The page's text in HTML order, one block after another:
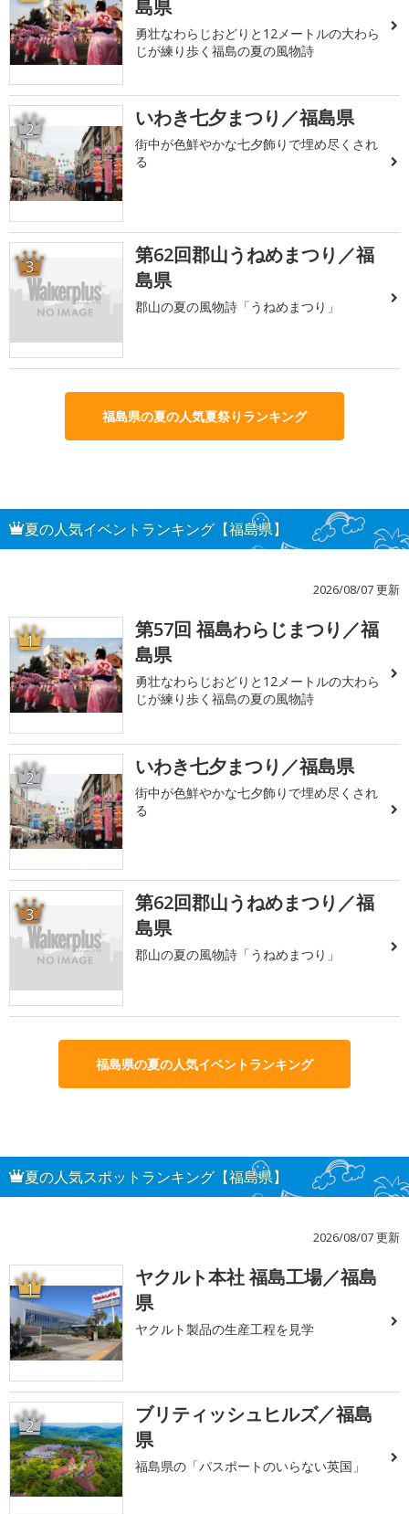
島県
勇壮なわらじおどりと12メートルの大わら
じが練り歩く福島の夏の風物詩
2 いわき七夕まつり／福島県
街中が色鮮やかな七夕飾りで埋め尽くされ
る
3
第62回郡山うねめまつり／福
島県
郡山の夏の風物詩「うねめまつり」
福島県の夏の人気夏祭りランキング
夏の人気イベントランキング【福島県】
2026/08/07 更新
1
第57回 福島わらじまつり／福
島県
勇壮なわらじおどりと12メートルの大わら
じが練り歩く福島の夏の風物詩
2 いわき七夕まつり／福島県
街中が色鮮やかな七夕飾りで埋め尽くされ
る
3
第62回郡山うねめまつり／福
島県
郡山の夏の風物詩「うねめまつり」
福島県の夏の人気イベントランキング
夏の人気スポットランキング【福島県】
2026/08/07 更新
1
ヤクルト本社 福島工場／福島
県
ヤクルト製品の生産工程を見学
2
ブリティッシュヒルズ／福島
県
福島県の「パスポートのいらない英国」